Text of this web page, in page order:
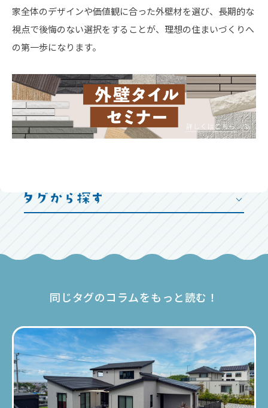
家全体のデザインや価値観に合った外壁材を選び、長期的な
視点で後悔のない選択をすることが、理想の住まいづくりへ
の第一歩になります。
同じタグのコラムをもっと読む！